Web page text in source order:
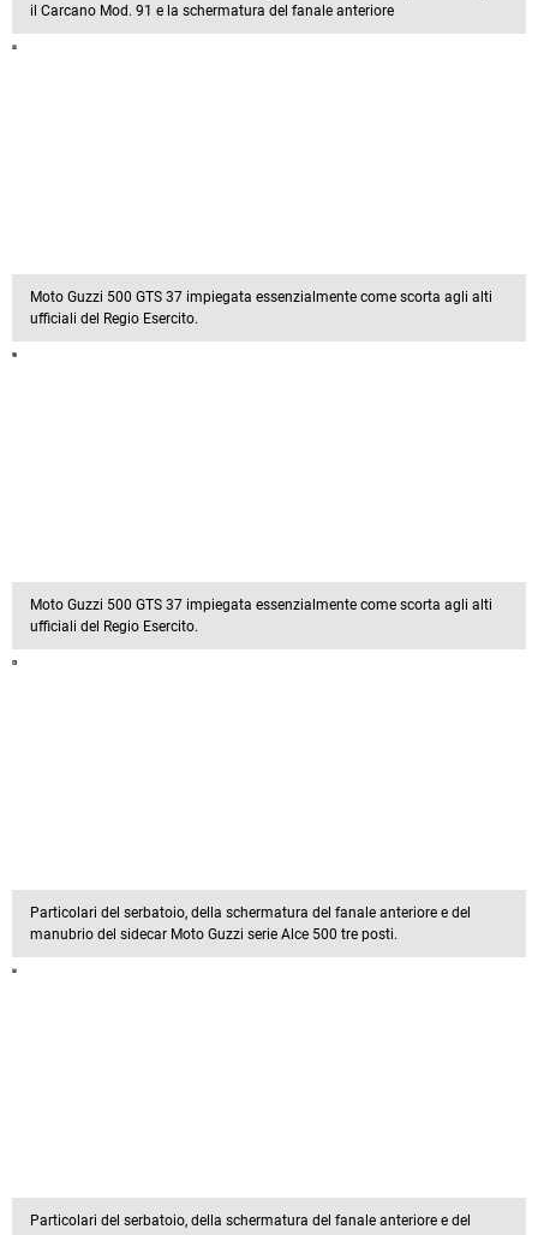
il Carcano Mod. 91 e la schermatura del fanale anteriore
Moto Guzzi 500 GTS 37 impiegata essenzialmente come scorta agli alti
ufficiali del Regio Esercito.
Moto Guzzi 500 GTS 37 impiegata essenzialmente come scorta agli alti
ufficiali del Regio Esercito.
Particolari del serbatoio, della schermatura del fanale anteriore e del
manubrio del sidecar Moto Guzzi serie Alce 500 tre posti.
Particolari del serbatoio, della schermatura del fanale anteriore e del